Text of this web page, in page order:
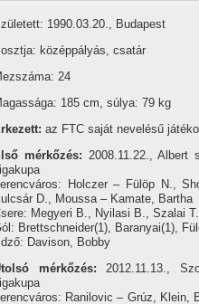
1990.03.20., Budapest
középpályás, csatár
24
185 cm, súlya: 79 kg
az FTC saját nevelésű
mérkőzés: 2008.11.22., Albert
Holczer – Fülöp N.,
D., Moussa – Kamate, Bartha
Megyeri B., Nyilasi B., Szalai
Brettschneider(1), Baranyai(1),
Davison, Bobby
mérkőzés: 2012.11.13.,
Ranilovic – Grúz, Klein,